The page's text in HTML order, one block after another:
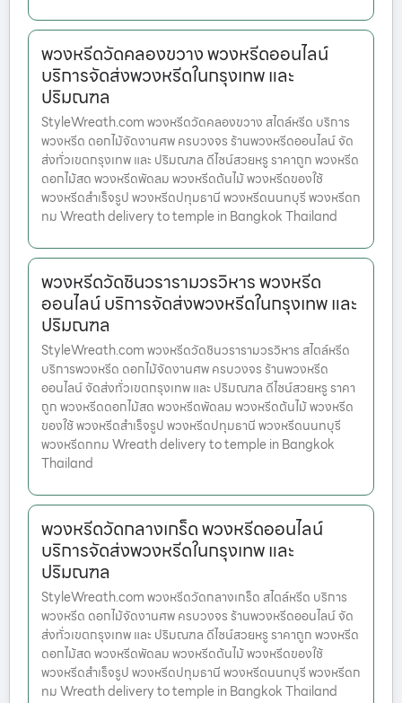
พวงหรีดวัดคลองขวาง พวงหรีดออนไลน์
บริการจัดส่งพวงหรีดในกรุงเทพ และ
ปริมณฑล
StyleWreath.com พวงหรีดวัดคลองขวาง สไตล์หรีด บริการ
พวงหรีด ดอกไม้จัดงานศพ ครบวงจร ร้านพวงหรีดออนไลน์ จัด
ส่งทั่วเขตกรุงเทพ และ ปริมณฑล ดีไซน์สวยหรู ราคาถูก พวงหรีด
ดอกไม้สด พวงหรีดพัดลม พวงหรีดต้นไม้ พวงหรีดของใช้
พวงหรีดสำเร็จรูป พวงหรีดปทุมธานี พวงหรีดนนทบุรี พวงหรีดก
ทม Wreath delivery to temple in Bangkok Thailand
พวงหรีดวัดชินวรารามวรวิหาร พวงหรีด
ออนไลน์ บริการจัดส่งพวงหรีดในกรุงเทพ และ
ปริมณฑล
StyleWreath.com พวงหรีดวัดชินวรารามวรวิหาร สไตล์หรีด
บริการพวงหรีด ดอกไม้จัดงานศพ ครบวงจร ร้านพวงหรีด
ออนไลน์ จัดส่งทั่วเขตกรุงเทพ และ ปริมณฑล ดีไซน์สวยหรู ราคา
ถูก พวงหรีดดอกไม้สด พวงหรีดพัดลม พวงหรีดต้นไม้ พวงหรีด
ของใช้ พวงหรีดสำเร็จรูป พวงหรีดปทุมธานี พวงหรีดนนทบุรี
พวงหรีดกทม Wreath delivery to temple in Bangkok
Thailand
พวงหรีดวัดกลางเกร็ด พวงหรีดออนไลน์
บริการจัดส่งพวงหรีดในกรุงเทพ และ
ปริมณฑล
StyleWreath.com พวงหรีดวัดกลางเกร็ด สไตล์หรีด บริการ
พวงหรีด ดอกไม้จัดงานศพ ครบวงจร ร้านพวงหรีดออนไลน์ จัด
ส่งทั่วเขตกรุงเทพ และ ปริมณฑล ดีไซน์สวยหรู ราคาถูก พวงหรีด
ดอกไม้สด พวงหรีดพัดลม พวงหรีดต้นไม้ พวงหรีดของใช้
พวงหรีดสำเร็จรูป พวงหรีดปทุมธานี พวงหรีดนนทบุรี พวงหรีดก
ทม Wreath delivery to temple in Bangkok Thailand